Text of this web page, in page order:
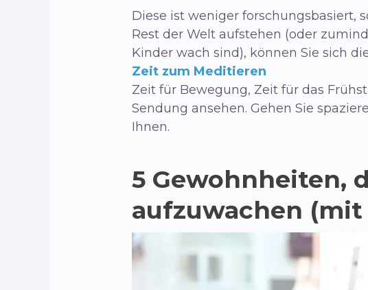
Diese ist weniger forschungsbasiert,
Rest der Welt aufstehen (oder
Kinder wach sind), können Sie sich
Zeit zum Meditieren
Zeit für Bewegung, Zeit für das
Sendung ansehen. Gehen Sie
Ihnen.
5 Gewohnheiten,
aufzuwachen